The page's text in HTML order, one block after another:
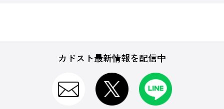
カドスト最新情報を配信中